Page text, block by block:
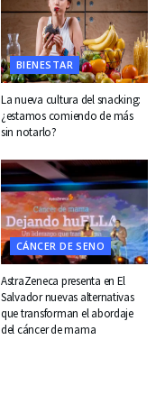
BIENESTAR
La nueva cultura del snacking:
¿estamos comiendo de más
sin notarlo?
CÁNCER DE SENO
AstraZeneca presenta en El
Salvador nuevas alternativas
que transforman el abordaje
del cáncer de mama